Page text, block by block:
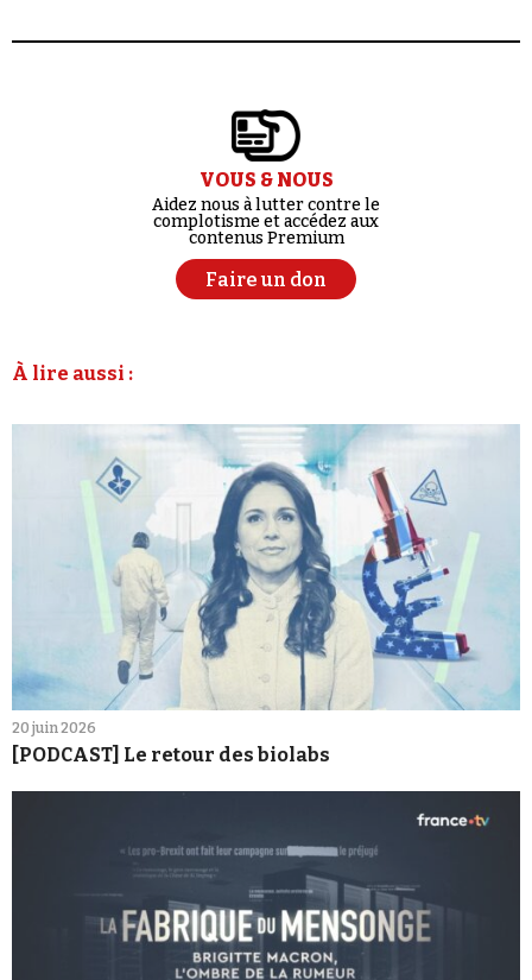
VOUS & NOUS
Aidez nous à lutter contre le
complotisme et accédez aux
contenus Premium
Faire un don
À lire aussi :
20 juin 2026
[PODCAST] Le retour des biolabs